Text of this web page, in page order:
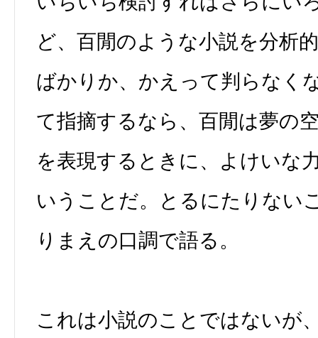
ど、百閒のような小説を分析
ばかりか、かえって判らなく
て指摘するなら、百閒は夢の
を表現するときに、よけいな
いうことだ。とるにたりない
りまえの口調で語る。
これは小説のことではないが